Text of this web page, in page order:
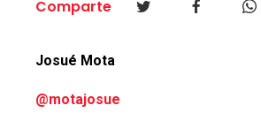
Comparte
Josué Mota
@motajosue